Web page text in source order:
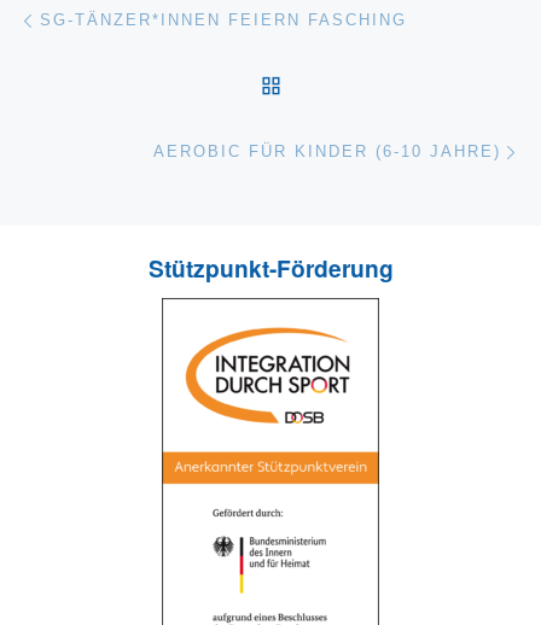
Beitragsnavigation
Vorheriger Beitrag
SG-TÄNZER*INNEN FEIERN FASCHING
AEROBIC FÜR KINDER (6-10 JAHRE)
Stützpunkt-Förderung